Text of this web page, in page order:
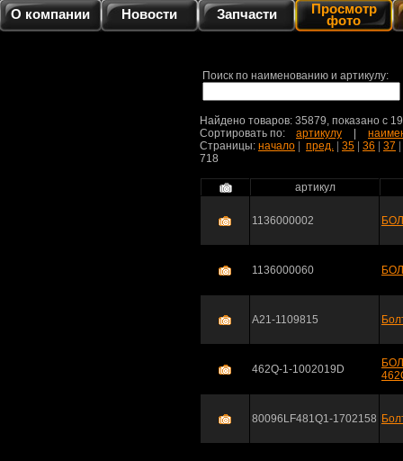
О компании Новости Запчасти Просмотр
фото
Поиск по наименованию и артикулу:
Найдено товаров: 35879, показано c
Сортировать по: артикулу
Страницы: начало пред. 35 36 37
718
артикул
1136000002
1136000060
A21-1109815
462Q-1-1002019D
80096LF481Q1-1702158